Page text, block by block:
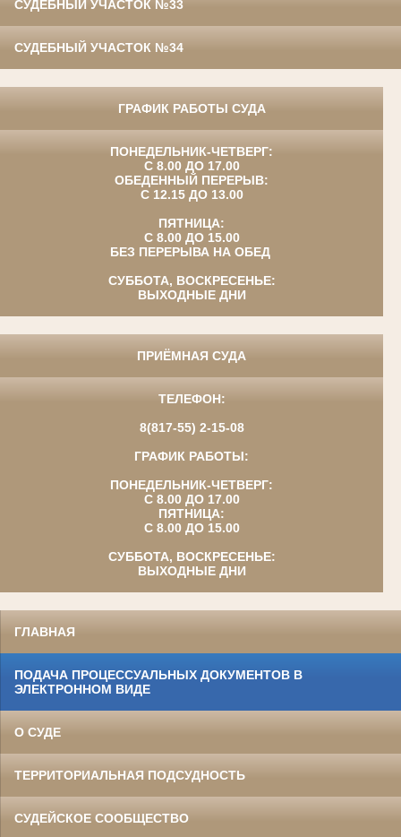
СУДЕБНЫЙ УЧАСТОК №33
СУДЕБНЫЙ УЧАСТОК №34
ГРАФИК РАБОТЫ СУДА
ПОНЕДЕЛЬНИК-ЧЕТВЕРГ:
С 8.00 ДО 17.00
ОБЕДЕННЫЙ ПЕРЕРЫВ:
С 12.15 ДО 13.00
ПЯТНИЦА:
С 8.00 ДО 15.00
БЕЗ ПЕРЕРЫВА НА ОБЕД
СУББОТА, ВОСКРЕСЕНЬЕ:
ВЫХОДНЫЕ ДНИ
ПРИЁМНАЯ СУДА
ТЕЛЕФОН:
8(817-55) 2-15-08
ГРАФИК РАБОТЫ:
ПОНЕДЕЛЬНИК-ЧЕТВЕРГ:
С 8.00 ДО 17.00
ПЯТНИЦА:
С 8.00 ДО 15.00
СУББОТА, ВОСКРЕСЕНЬЕ:
ВЫХОДНЫЕ ДНИ
ГЛАВНАЯ
ПОДАЧА ПРОЦЕССУАЛЬНЫХ ДОКУМЕНТОВ В
ЭЛЕКТРОННОМ ВИДЕ
О СУДЕ
ТЕРРИТОРИАЛЬНАЯ ПОДСУДНОСТЬ
СУДЕЙСКОЕ СООБЩЕСТВО